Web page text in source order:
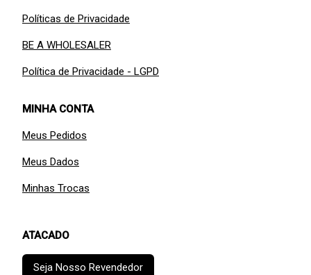
Políticas de Privacidade
BE A WHOLESALER
Política de Privacidade - LGPD
MINHA CONTA
Meus Pedidos
Meus Dados
Minhas Trocas
ATACADO
Seja Nosso Revendedor